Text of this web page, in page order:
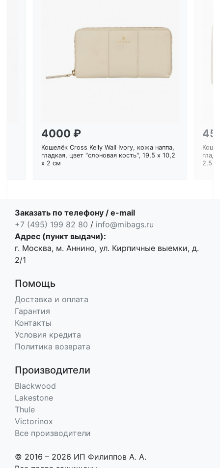
4000 ₽
Кошелёк Cross Kelly Wall Ivory, кожа наппа,
гладкая, цвет "слоновая кость", 19,5 x 10,2
x 2 см
2,5
Заказать по телефону / e-mail
+7 (495) 199 82 80 / info@mibags.ru
Адрес (пункт выдачи):
г. Москва, м. Аннино, ул. Кирпичные выемки, д.
2/1
Помощь
Доставка и оплата
Гарантия
Контакты
Условия кредита
Политика возврата
Производители
Blackwood
Lakestone
Thule
Victorinox
Все производители
© 2016 – 2026 ИП Филиппов А. А.